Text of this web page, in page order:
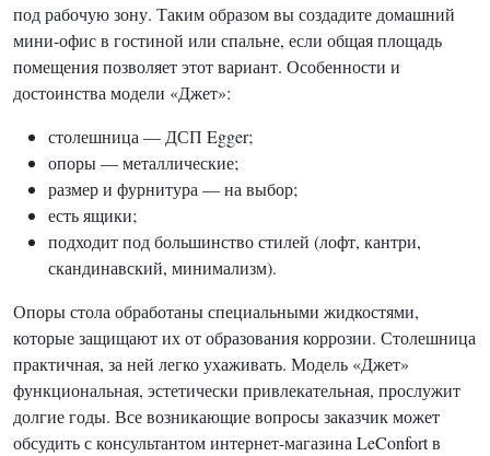
под рабочую зону. Таким образом вы создадите домашний
мини-офис в гостиной или спальне, если общая площадь
помещения позволяет этот вариант. Особенности и
достоинства модели «Джет»:
столешница — ДСП Egger;
опоры — металлические;
размер и фурнитура — на выбор;
есть ящики;
подходит под большинство стилей (лофт, кантри,
скандинавский, минимализм).
Опоры стола обработаны специальными жидкостями,
которые защищают их от образования коррозии. Столешница
практичная, за ней легко ухаживать. Модель «Джет»
функциональная, эстетически привлекательная, прослужит
долгие годы. Все возникающие вопросы заказчик может
обсудить с консультантом интернет-магазина LeConfort в